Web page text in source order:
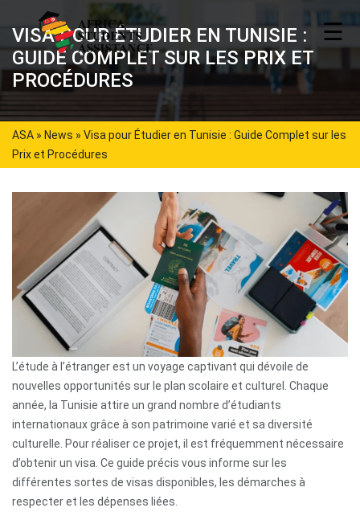
☰
VISA POUR ÉTUDIER EN TUNISIE :
GUIDE COMPLET SUR LES PRIX ET
PROCÉDURES
ASA » News » Visa pour Étudier en Tunisie : Guide Complet sur les
Prix et Procédures
L’étude à l’étranger est un voyage captivant qui dévoile de
nouvelles opportunités sur le plan scolaire et culturel. Chaque
année, la Tunisie attire un grand nombre d’étudiants
internationaux grâce à son patrimoine varié et sa diversité
culturelle. Pour réaliser ce projet, il est fréquemment nécessaire
d’obtenir un visa. Ce guide précis vous informe sur les
différentes sortes de visas disponibles, les démarches à
respecter et les dépenses liées.